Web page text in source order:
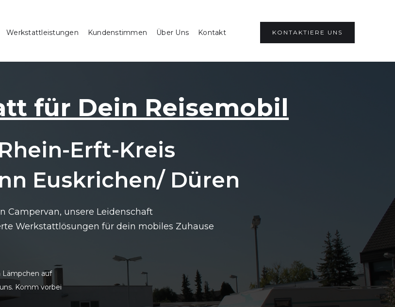
Werkstattleistungen Kundenstimmen Über Uns Kontakt KONTAKTIERE UNS
für Dein Reisemobil
Erft-Kreis
Euskrichen/ Düren
Campervan, unsere Leidenschaft
Werkstattlösungen für dein mobiles Zuhause
Lämpchen auf
Komm vorbei